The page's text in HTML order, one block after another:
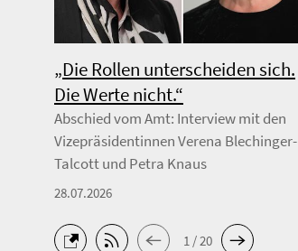
„Die Rollen unterscheiden sich.
Die Werte nicht.“
Abschied vom Amt: Interview mit den
Vizepräsidentinnen Verena Blechinger-
Talcott und Petra Knaus
28.07.2026
1 / 20